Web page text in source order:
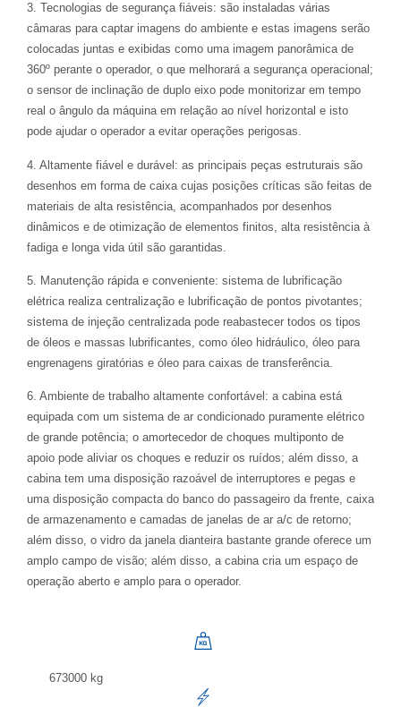
3. Tecnologias de segurança fiáveis: são instaladas várias
câmaras para captar imagens do ambiente e estas imagens serão
colocadas juntas e exibidas como uma imagem panorâmica de
360º perante o operador, o que melhorará a segurança operacional;
o sensor de inclinação de duplo eixo pode monitorizar em tempo
real o ângulo da máquina em relação ao nível horizontal e isto
pode ajudar o operador a evitar operações perigosas.
4. Altamente fiável e durável: as principais peças estruturais são
desenhos em forma de caixa cujas posições críticas são feitas de
materiais de alta resistência, acompanhados por desenhos
dinâmicos e de otimização de elementos finitos, alta resistência à
fadiga e longa vida útil são garantidas.
5. Manutenção rápida e conveniente: sistema de lubrificação
elétrica realiza centralização e lubrificação de pontos pivotantes;
sistema de injeção centralizada pode reabastecer todos os tipos
de óleos e massas lubrificantes, como óleo hidráulico, óleo para
engrenagens giratórias e óleo para caixas de transferência.
6. Ambiente de trabalho altamente confortável: a cabina está
equipada com um sistema de ar condicionado puramente elétrico
de grande potência; o amortecedor de choques multiponto de
apoio pode aliviar os choques e reduzir os ruídos; além disso, a
cabina tem uma disposição razoável de interruptores e pegas e
uma disposição compacta do banco do passageiro da frente, caixa
de armazenamento e camadas de janelas de ar a/c de retorno;
além disso, o vidro da janela dianteira bastante grande oferece um
amplo campo de visão; além disso, a cabina cria um espaço de
operação aberto e amplo para o operador.
673000 kg